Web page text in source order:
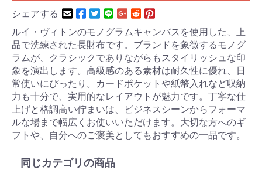
シェアする
ルイ・ヴィトンのモノグラムキャンバスを使用した、上
品で洗練された長財布です。ブランドを象徴するモノグ
ラムが、クラシックでありながらもスタイリッシュな印
象を演出します。高級感のある素材は耐久性に優れ、日
常使いにぴったり。カードポケットや紙幣入れなど収納
力も十分で、実用的なレイアウトが魅力です。丁寧な仕
上げと格調高い佇まいは、ビジネスシーンからフォーマ
ルな場まで幅広くお使いいただけます。大切な方へのギ
フトや、自分へのご褒美としてもおすすめの一品です。
同じカテゴリの商品